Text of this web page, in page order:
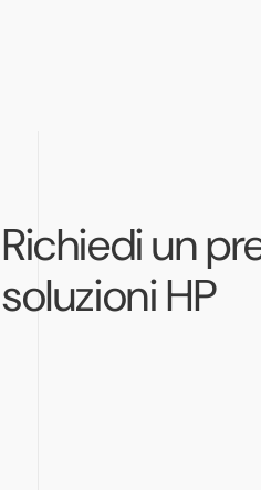
Richiedi un
soluzioni HP